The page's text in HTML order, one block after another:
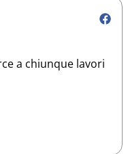
a chiunque lavori